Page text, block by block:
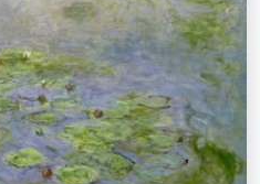
albero.